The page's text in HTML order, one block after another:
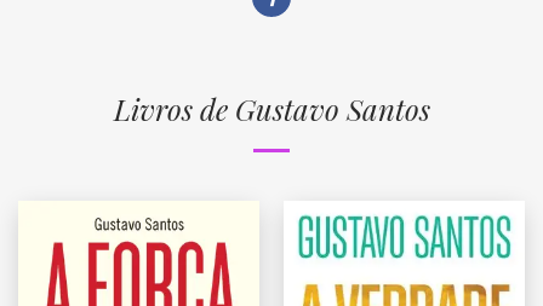
Livros de Gustavo Santos